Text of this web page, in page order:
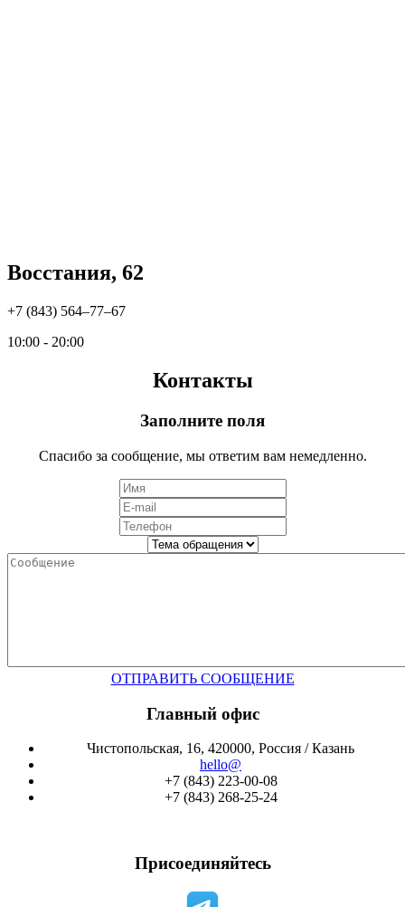
Восстания, 62
+7 (843) 564‒77‒67
10:00 - 20:00
Контакты
Заполните поля
Спасибо за сообщение, мы ответим вам немедленно.
ОТПРАВИТЬ СООБЩЕНИЕ
Главный офис
Чистопольская, 16, 420000, Россия / Казань
hello@
+7 (843) 223-00-08
+7 (843) 268-25-24
Присоединяйтесь